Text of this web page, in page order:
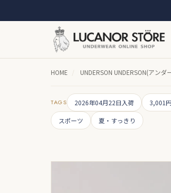
HOME / UNDERSON UNDERSON(アン
TAGS 2026年04月22日入荷 3,001
スポーツ 夏・すっきり